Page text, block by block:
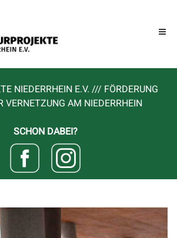
NIEDERRHEIN E.V. /// FÖRDERUNG
VERNETZUNG AM NIEDERRHEIN
SCHON DABEI?